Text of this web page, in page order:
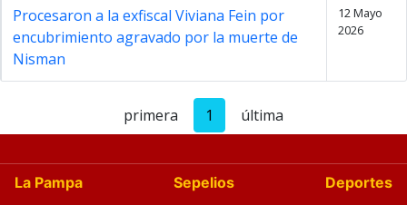
Procesaron a la exfiscal Viviana Fein por
encubrimiento agravado por la muerte de
Nisman
12 Mayo
2026
primera 1 última
La Pampa Sepelios
Deportes